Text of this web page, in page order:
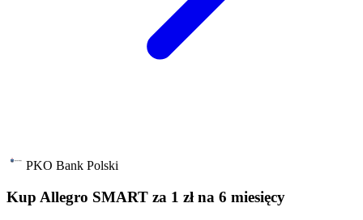
PKO Bank Polski
Kup Allegro SMART za 1 zł na 6 miesięcy